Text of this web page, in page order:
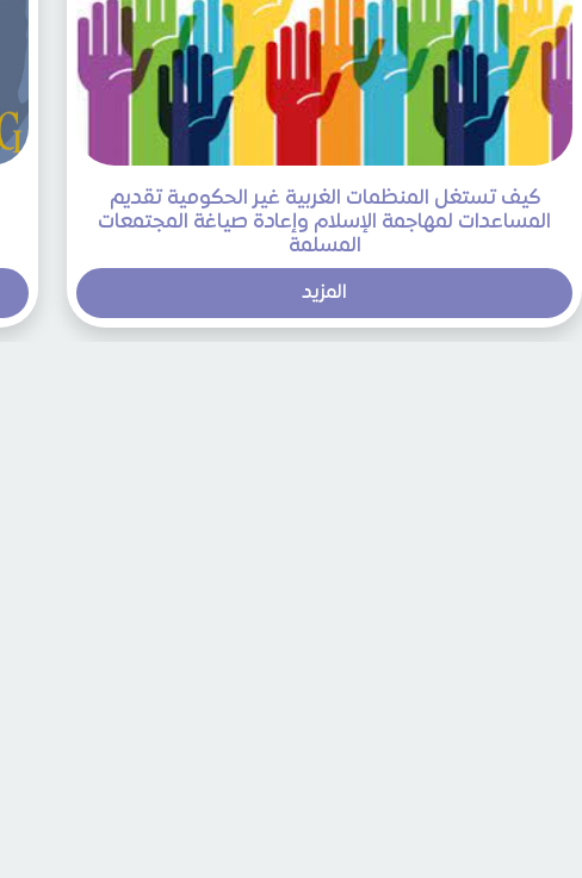
كيف تستغل المنظمات الغربية غير الحكومية تقديم
المساعدات لمهاجمة الإسلام وإعادة صياغة المجتمعات
المسلمة
المزيد